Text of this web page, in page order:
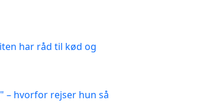
har råd til kød og
– hvorfor rejser hun så